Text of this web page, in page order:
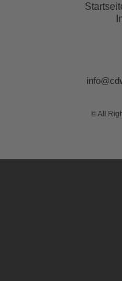
© All